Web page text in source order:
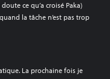
ce qu’a croisé Paka)
la tâche n’est pas trop
La prochaine fois je